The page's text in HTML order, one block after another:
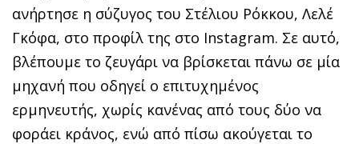
ανήρτησε η σύζυγος του Στέλιου Ρόκκου, Λελέ
Γκόφα, στο προφίλ της στο Instagram. Σε αυτό,
βλέπουμε το ζευγάρι να βρίσκεται πάνω σε μία
μηχανή που οδηγεί ο επιτυχημένος
ερμηνευτής, χωρίς κανένας από τους δύο να
φοράει κράνος, ενώ από πίσω ακούγεται το